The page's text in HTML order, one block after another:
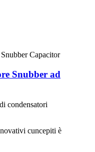
Snubber ad
condensatori
cuncepiti è